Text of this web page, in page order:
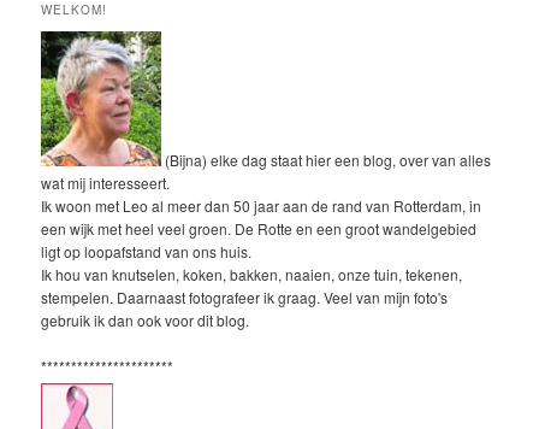
WELKOM!
(Bijna) elke dag staat hier een blog, over van alles
wat mij interesseert.
Ik woon met Leo al meer dan 50 jaar aan de rand van Rotterdam, in
een wijk met heel veel groen. De Rotte en een groot wandelgebied
ligt op loopafstand van ons huis.
Ik hou van knutselen, koken, bakken, naaien, onze tuin, tekenen,
stempelen. Daarnaast fotografeer ik graag. Veel van mijn foto's
gebruik ik dan ook voor dit blog.
**********************